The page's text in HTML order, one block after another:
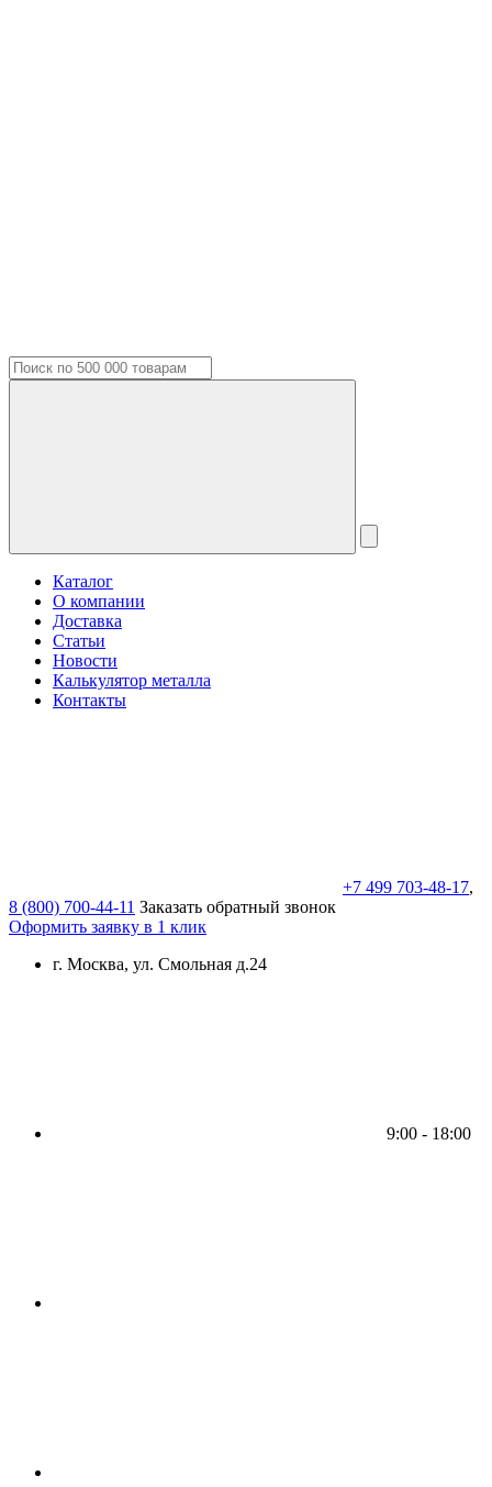
Каталог
О компании
Доставка
Статьи
Новости
Калькулятор металла
Контакты
+7 499 703-48-17,
8 (800) 700-44-11 Заказать обратный звонок
Оформить заявку в 1 клик
г. Москва, ул. Смольная д.24
9:00 - 18:00